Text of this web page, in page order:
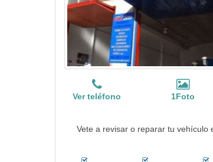
Ver teléfono 1Foto
Vete a revisar o reparar tu vehículo